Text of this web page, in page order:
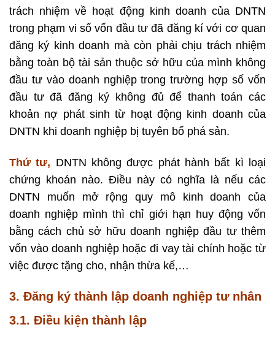
trách nhiệm về hoạt động kinh doanh của DNTN
trong phạm vi số vốn đầu tư đã đăng kí với cơ quan
đăng ký kinh doanh mà còn phải chịu trách nhiệm
bằng toàn bộ tài sản thuộc sở hữu của mình không
đầu tư vào doanh nghiệp trong trường hợp số vốn
đầu tư đã đăng ký không đủ để thanh toán các
khoản nợ phát sinh từ hoạt động kinh doanh của
DNTN khi doanh nghiệp bị tuyên bố phá sản.
Thứ tư, DNTN không được phát hành bất kì loại
chứng khoán nào. Điều này có nghĩa là nếu các
DNTN muốn mở rộng quy mô kinh doanh của
doanh nghiệp mình thì chỉ giới hạn huy động vốn
bằng cách chủ sở hữu doanh nghiệp đầu tư thêm
vốn vào doanh nghiệp hoặc đi vay tài chính hoặc từ
việc được tặng cho, nhận thừa kế,…
3. Đăng ký thành lập doanh nghiệp tư nhân
3.1. Điều kiện thành lập